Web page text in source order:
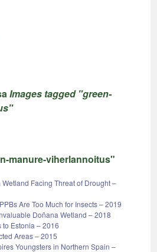
Images tagged "green-
manure-viherlannoitus"
Facing Threat of Drought –
Are Too Much for Insects – 2019
Doñana Wetland – 2018
Estonia – 2016
Areas – 2015
Youngsters in Northern Spain –